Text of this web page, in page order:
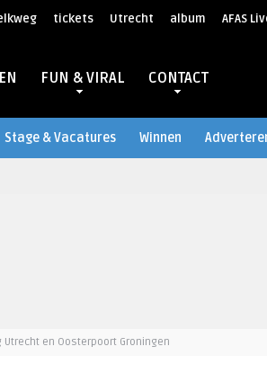
tickets Utrecht album AFAS
FUN & VIRAL CONTACT
Stage & Vacatures Winnen
Utrecht en Oosterpoort Groningen